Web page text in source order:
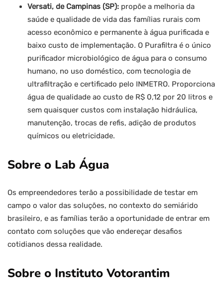
Versati, de Campinas (SP): propõe a melhoria da
saúde e qualidade de vida das famílias rurais com
acesso econômico e permanente à água purificada e
baixo custo de implementação. O Purafiltra é o único
purificador microbiológico de água para o consumo
humano, no uso doméstico, com tecnologia de
ultrafiltração e certificado pelo INMETRO. Proporciona
água de qualidade ao custo de R$ 0,12 por 20 litros e
sem quaisquer custos com instalação hidráulica,
manutenção, trocas de refis, adição de produtos
químicos ou eletricidade.
Sobre o Lab Água
Os empreendedores terão a possibilidade de testar em
campo o valor das soluções, no contexto do semiárido
brasileiro, e as famílias terão a oportunidade de entrar em
contato com soluções que vão endereçar desafios
cotidianos dessa realidade.
Sobre o Instituto Votorantim